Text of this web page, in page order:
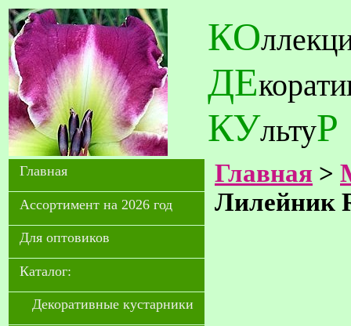
КО
ДЕ
КУльтуР
Главная
Ассортимент на 2026 год
Для оптовиков
Каталог:
Декоративные кустарники
Главная >
Лилейник